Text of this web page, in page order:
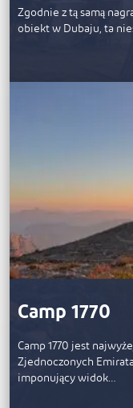
Zgodnie z tą samą
obiekt w Dubaju, ta
Camp 1770
Camp 1770 jest
Zjednoczonych
imponujący widok…